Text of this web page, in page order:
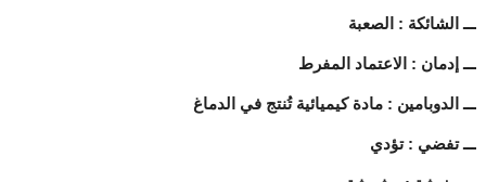
ـــ الشائكة : الصعبة
ـــ إدمان : الاعتماد المفرط
ـــ الدوبامين : مادة كيميائية تُنتج في الدماغ
ـــ تفضي : تؤدي